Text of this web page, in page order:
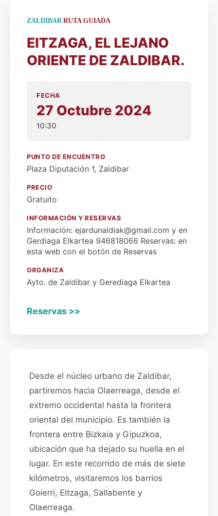
Desde el núcleo urbano de Zaldibar,
partiremos hacia Olaerreaga, desde el
extremo occidental hasta la frontera
oriental del municipio. Es también la
frontera entre Bizkaia y Gipuzkoa,
ubicación que ha dejado su huella en el
lugar. En este recorrido de más de siete
kilómetros, visitaremos los barrios
Goierri, Eitzaga, Sallabente y
Olaerreaga.
ZALDIBAR|RUTA GUIADA
EITZAGA, EL LEJANO
ORIENTE DE ZALDIBAR.
FECHA
27 Octubre 2024
10:30
PUNTO DE ENCUENTRO
Plaza Diputación 1, Zaldibar
PRECIO
Gratuito
INFORMACIÓN Y RESERVAS
Información: ejardunaldiak@gmail.com y en
Gerdiaga Elkartea 946818066 Reservas: en
esta web con el botón de Reservas
ORGANIZA
Ayto. de Zaldibar y Gerediaga Elkartea
Reservas >>